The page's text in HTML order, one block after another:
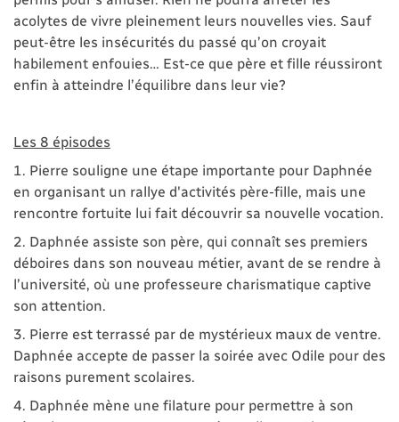
acolytes de vivre pleinement leurs nouvelles vies. Sauf
peut-être les insécurités du passé qu’on croyait
habilement enfouies… Est-ce que père et fille réussiront
enfin à atteindre l’équilibre dans leur vie?
Les 8 épisodes
1. Pierre souligne une étape importante pour Daphnée
en organisant un rallye d'activités père-fille, mais une
rencontre fortuite lui fait découvrir sa nouvelle vocation.
2. Daphnée assiste son père, qui connaît ses premiers
déboires dans son nouveau métier, avant de se rendre à
l’université, où une professeure charismatique captive
son attention.
3. Pierre est terrassé par de mystérieux maux de ventre.
Daphnée accepte de passer la soirée avec Odile pour des
raisons purement scolaires.
4. Daphnée mène une filature pour permettre à son